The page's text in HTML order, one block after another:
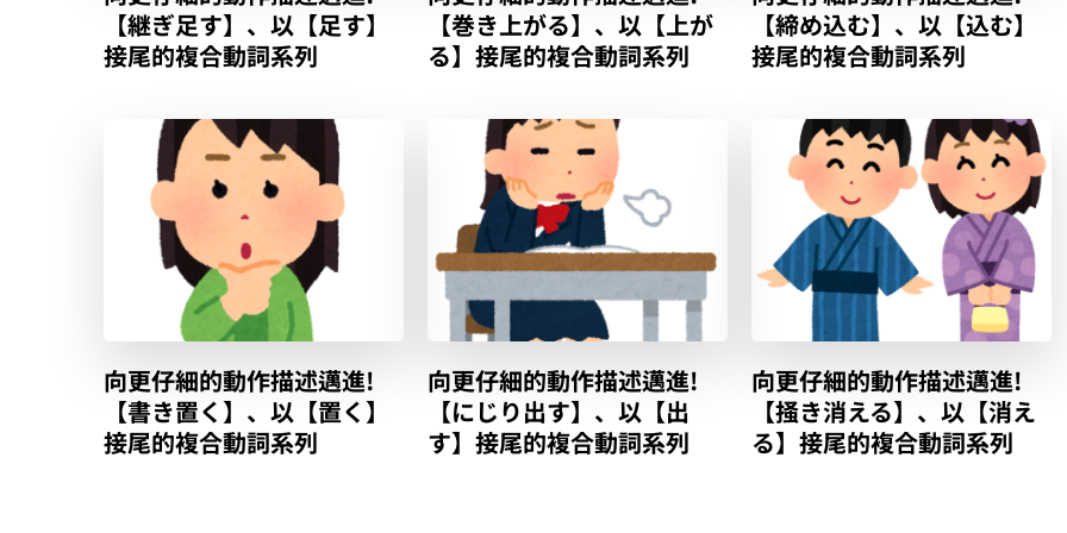
【継ぎ足す】、以【足す】
接尾的複合動詞系列
【巻き上がる】、以【上が
る】接尾的複合動詞系列
【締め込む】、以【込む】
接尾的複合動詞系列
向更仔細的動作描述邁進!
【書き置く】、以【置く】
接尾的複合動詞系列
向更仔細的動作描述邁進!
【にじり出す】、以【出
す】接尾的複合動詞系列
向更仔細的動作描述邁進!
【掻き消える】、以【消え
る】接尾的複合動詞系列